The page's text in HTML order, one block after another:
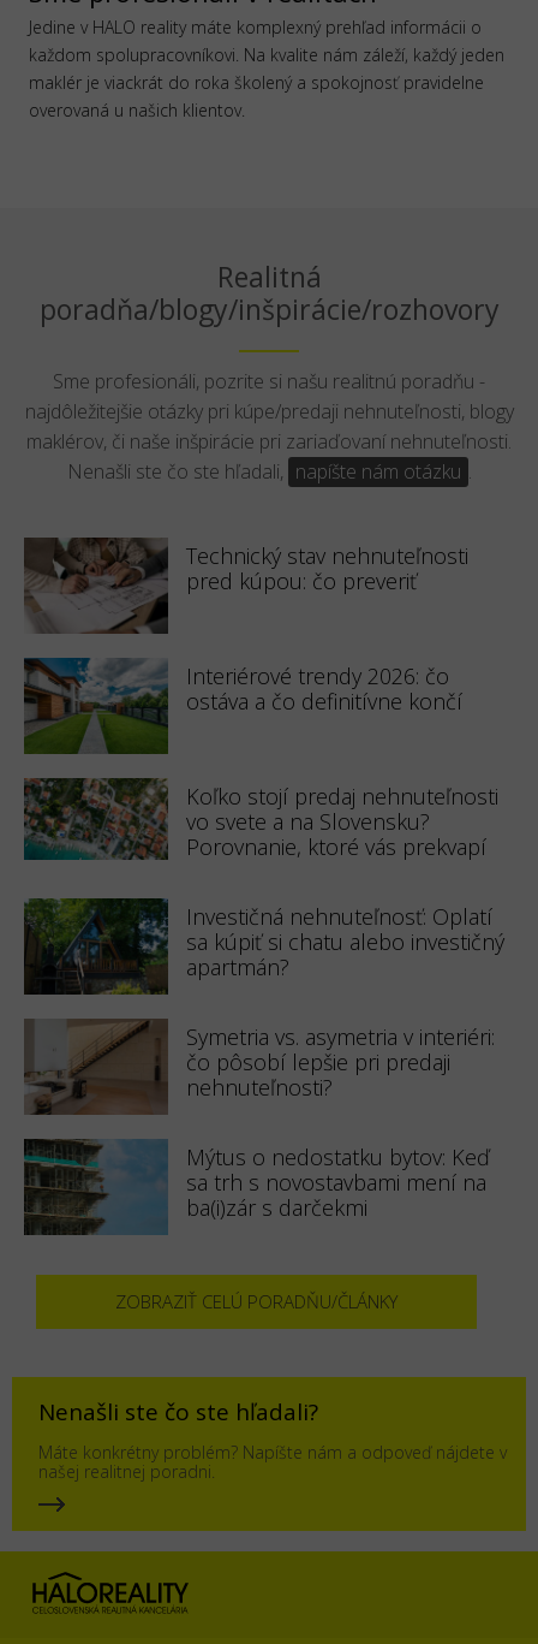
Jedine v HALO reality máte komplexný prehľad informácii o
každom spolupracovníkovi. Na kvalite nám záleží, každý jeden
maklér je viackrát do roka školený a spokojnosť pravidelne
overovaná u našich klientov.
Realitná
poradňa/blogy/inšpirácie/rozhovory
Sme profesionáli, pozrite si našu realitnú poradňu -
najdôležitejšie otázky pri kúpe/predaji nehnuteľnosti, blogy
maklérov, či naše inšpirácie pri zariaďovaní nehnuteľnosti.
Nenašli ste čo ste hľadali, napíšte nám otázku .
Technický stav nehnuteľnosti
pred kúpou: čo preveriť
Interiérové trendy 2026: čo
ostáva a čo definitívne končí
Koľko stojí predaj nehnuteľnosti
vo svete a na Slovensku?
Porovnanie, ktoré vás prekvapí
Investičná nehnuteľnosť: Oplatí
sa kúpiť si chatu alebo investičný
apartmán?
Symetria vs. asymetria v interiéri:
čo pôsobí lepšie pri predaji
nehnuteľnosti?
Mýtus o nedostatku bytov: Keď
sa trh s novostavbami mení na
ba(i)zár s darčekmi
ZOBRAZIŤ CELÚ PORADŇU/ČLÁNKY
Nenašli ste čo ste hľadali?
Máte konkrétny problém? Napíšte nám a odpoveď nájdete v
našej realitnej poradni.